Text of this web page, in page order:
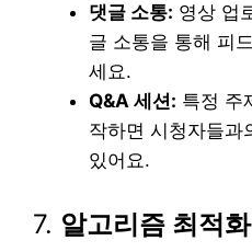
댓글 소통: 영상 업
글 소통을 통해 피
세요.
Q&A 세션: 특정 주
작하면 시청자들과
있어요.
7. 알고리즘 최적화